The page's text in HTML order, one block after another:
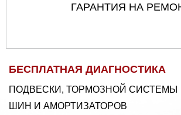
ГАРАНТИЯ НА
БЕСПЛАТНАЯ ДИАГНОСТИКА
ПОДВЕСКИ, ТОРМОЗНОЙ СИСТЕМЫ
ШИН И АМОРТИЗАТОРОВ